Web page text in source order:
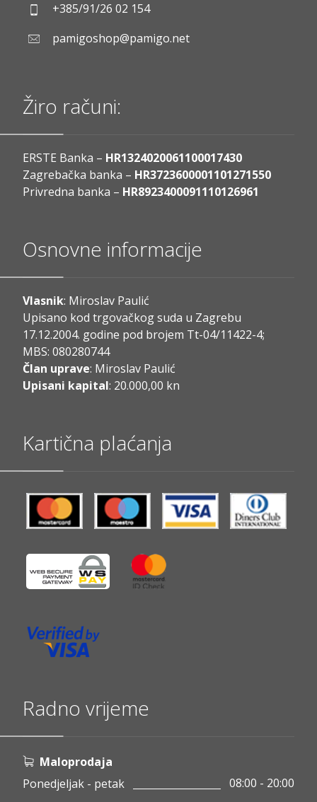
+385/91/26 02 154
pamigoshop@pamigo.net
Žiro računi:
ERSTE Banka – HR1324020061100017430
Zagrebačka banka – HR3723600001101271550
Privredna banka – HR8923400091110126961
Osnovne informacije
Vlasnik: Miroslav Paulić
Upisano kod trgovačkog suda u Zagrebu
17.12.2004. godine pod brojem Tt-04/11422-4;
MBS: 080280744
Član uprave: Miroslav Paulić
Upisani kapital: 20.000,00 kn
Kartična plaćanja
Radno vrijeme
Maloprodaja
Ponedjeljak - petak
08:00 - 20:00